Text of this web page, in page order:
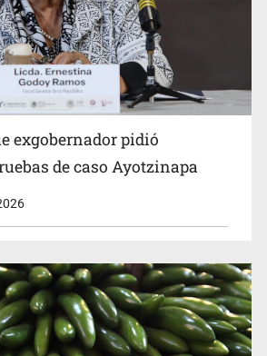
brote de ciclosporiasis en
exgobernador pidió
de caso Ayotzinapa